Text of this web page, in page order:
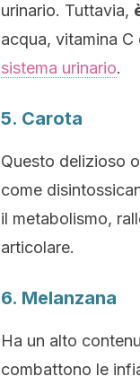
urinario. Tuttavia,
acqua, vitamina
sistema urinario.
5. Carota
Questo delizioso
come
il metabolismo,
articolare.
6. Melanzana
Ha un alto
combattono le